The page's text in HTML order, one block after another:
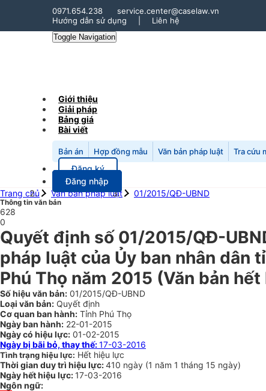
0971.654.238
service.center@caselaw.vn
Hướng dẫn sử dụng
Liên hệ
Toggle Navigation
Giới thiệu
Giải pháp
Bảng giá
Bài viết
Bản án Hợp đồng mẫu Văn bản pháp luật Tra cứu
Đăng ký
Đăng nhập
Trang chủ
Văn bản pháp luật 01/2015/QĐ-UBND
Thông tin văn bản
628
0
Quyết định số 01/2015/QĐ-
pháp luật của Ủy ban nhân dân
Phú Thọ năm 2015 (Văn bản
Số hiệu văn bản: 01/2015/QĐ-UBND
Loại văn bản: Quyết định
Cơ quan ban hành: Tỉnh Phú Thọ
Ngày ban hành: 22-01-2015
Ngày có hiệu lực: 01-02-2015
Ngày bị bãi bỏ, thay thế:17-03-2016
Tình trạng hiệu lực: Hết hiệu lực
Thời gian duy trì hiệu lực:410 ngày (1 năm 1 tháng 15 ngày)
Ngày hết hiệu lực: 17-03-2016
Ngôn ngữ: